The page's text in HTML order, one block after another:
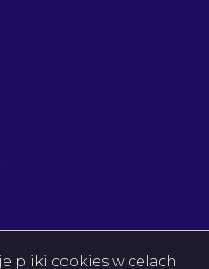
pliki cookies w celach